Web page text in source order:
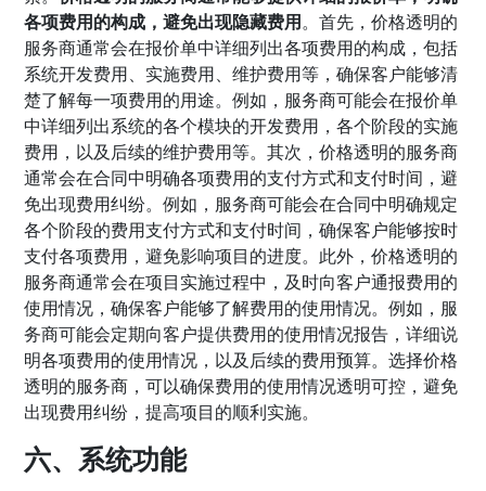
各项费用的构成，避免出现隐藏费用。首先，价格透明的
服务商通常会在报价单中详细列出各项费用的构成，包括
系统开发费用、实施费用、维护费用等，确保客户能够清
楚了解每一项费用的用途。例如，服务商可能会在报价单
中详细列出系统的各个模块的开发费用，各个阶段的实施
费用，以及后续的维护费用等。其次，价格透明的服务商
通常会在合同中明确各项费用的支付方式和支付时间，避
免出现费用纠纷。例如，服务商可能会在合同中明确规定
各个阶段的费用支付方式和支付时间，确保客户能够按时
支付各项费用，避免影响项目的进度。此外，价格透明的
服务商通常会在项目实施过程中，及时向客户通报费用的
使用情况，确保客户能够了解费用的使用情况。例如，服
务商可能会定期向客户提供费用的使用情况报告，详细说
明各项费用的使用情况，以及后续的费用预算。选择价格
透明的服务商，可以确保费用的使用情况透明可控，避免
出现费用纠纷，提高项目的顺利实施。
六、系统功能